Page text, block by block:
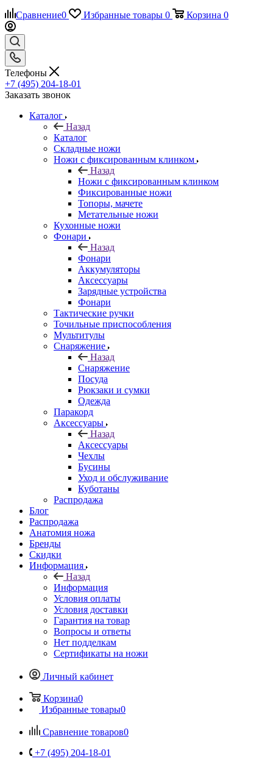
Сравнение0 Избранные товары 0 Корзина 0
Телефоны
+7 (495) 204-18-01
Заказать звонок
Каталог
Назад
Каталог
Складные ножи
Ножи с фиксированным клинком
Назад
Ножи с фиксированным клинком
Фиксированные ножи
Топоры, мачете
Метательные ножи
Кухонные ножи
Фонари
Назад
Фонари
Аккумуляторы
Аксессуары
Зарядные устройства
Фонари
Тактические ручки
Точильные приспособления
Мультитулы
Снаряжение
Назад
Снаряжение
Посуда
Рюкзаки и сумки
Одежда
Паракорд
Аксессуары
Назад
Аксессуары
Чехлы
Бусины
Уход и обслуживание
Куботаны
Распродажа
Блог
Распродажа
Анатомия ножа
Бренды
Скидки
Информация
Назад
Информация
Условия оплаты
Условия доставки
Гарантия на товар
Вопросы и ответы
Нет подделкам
Сертификаты на ножи
Личный кабинет
Корзина0
Избранные товары0
Сравнение товаров0
+7 (495) 204-18-01